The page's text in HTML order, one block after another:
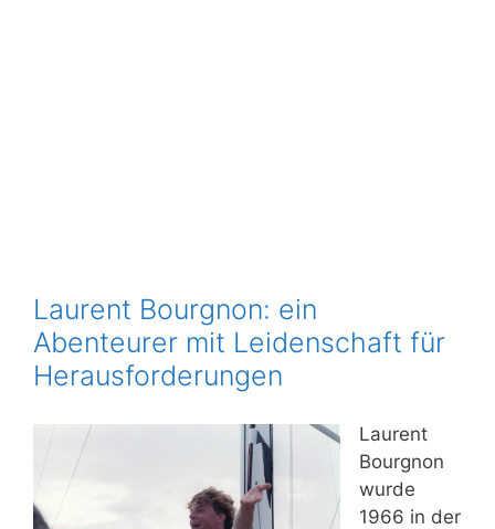
Laurent Bourgnon: ein
Abenteurer mit Leidenschaft für
Herausforderungen
Laurent
Bourgnon
wurde
1966 in der